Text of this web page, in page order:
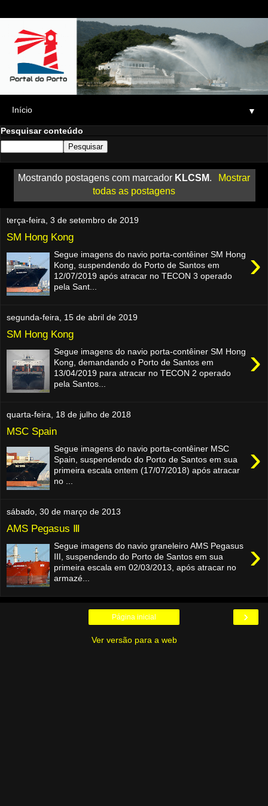
▼
Pesquisar conteúdo
Mostrando postagens com marcador KLCSM.
Mostrar
todas as postagens
terça-feira, 3 de setembro de 2019
SM Hong Kong
›
Segue imagens do navio porta-contêiner SM Hong
Kong, suspendendo do Porto de Santos em
12/07/2019 após atracar no TECON 3 operado
pela Sant...
segunda-feira, 15 de abril de 2019
SM Hong Kong
›
Segue imagens do navio porta-contêiner SM Hong
Kong, demandando o Porto de Santos em
13/04/2019 para atracar no TECON 2 operado
pela Santos...
quarta-feira, 18 de julho de 2018
MSC Spain
›
Segue imagens do navio porta-contêiner MSC
Spain, suspendendo do Porto de Santos em sua
primeira escala ontem (17/07/2018) após atracar
no ...
sábado, 30 de março de 2013
AMS Pegasus Ⅲ
›
Segue imagens do navio graneleiro AMS Pegasus
Ⅲ, suspendendo do Porto de Santos em sua
primeira escala em 02/03/2013, após atracar no
armazé...
›
Página inicial
Ver versão para a web